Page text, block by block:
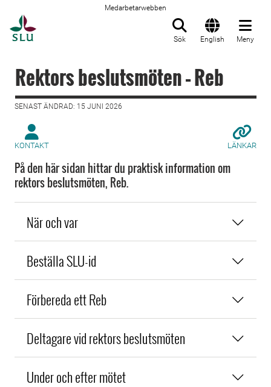
Medarbetarwebben
Sök English Meny
Rektors beslutsmöten – Reb
SENAST ÄNDRAD: 15 JUNI 2026
KONTAKT LÄNKAR
På den här sidan hittar du praktisk information om
rektors beslutsmöten, Reb.
När och var
Beställa SLU-id
Förbereda ett Reb
Deltagare vid rektors beslutsmöten
Under och efter mötet